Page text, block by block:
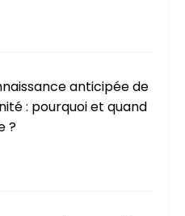
anticipée de
: pourquoi et quand
?